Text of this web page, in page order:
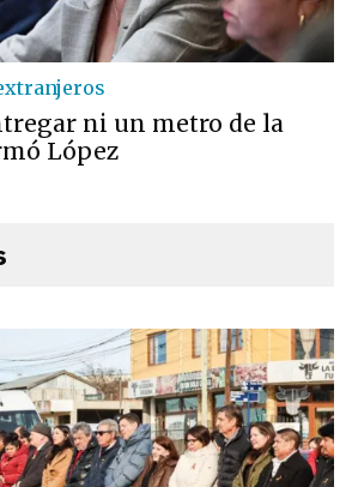
ni un metro de la
López